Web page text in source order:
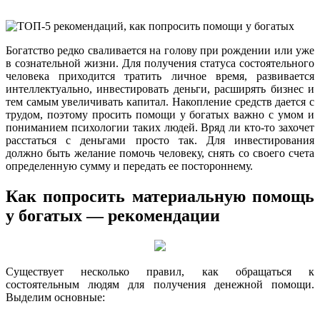
Богатство редко сваливается на голову при рождении или уже
в сознательной жизни. Для получения статуса состоятельного
человека приходится тратить личное время, развивается
интеллектуально, инвестировать деньги, расширять бизнес и
тем самым увеличивать капитал. Накопление средств дается с
трудом, поэтому просить помощи у богатых важно с умом и
пониманием психологии таких людей. Вряд ли кто-то захочет
расстаться с деньгами просто так. Для инвестирования
должно быть желание помочь человеку, снять со своего счета
определенную сумму и передать ее постороннему.
Как попросить материальную помощь
у богатых — рекомендации
Существует несколько правил, как обращаться к
состоятельным людям для получения денежной помощи.
Выделим основные: